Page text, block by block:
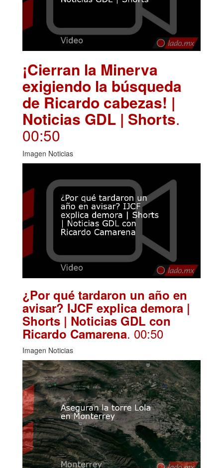
¡Cierran la Minerva
exigiendo la búsqueda
de Ricardo cabezas! |
Noticias GDL | Shorts.
00:50
Imagen Noticias
¿Por qué tardaron un año en
avisar? IJCF explica demora |
Shorts | Noticias GDL con
Ricardo Camarena. 00:50
Imagen Noticias